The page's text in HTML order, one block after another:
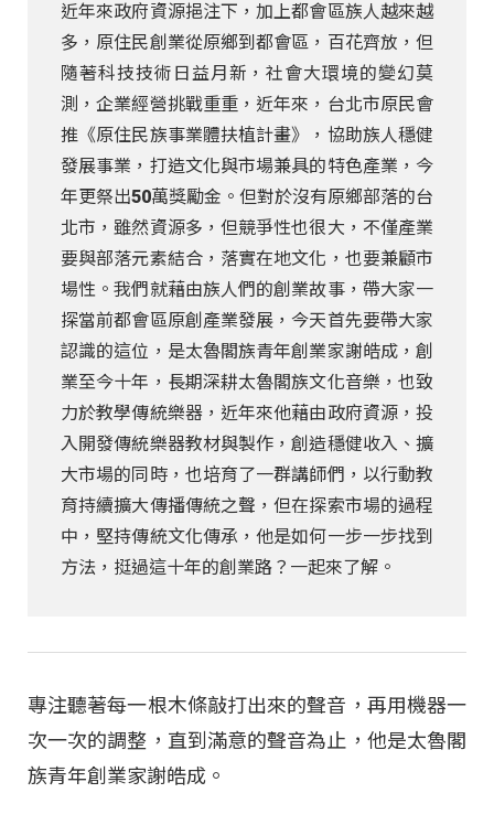
近年來政府資源挹注下，加上都會區族人越來越
多，原住民創業從原鄉到都會區，百花齊放，但
隨著科技技術日益月新，社會大環境的變幻莫
測，企業經營挑戰重重，近年來，台北市原民會
推《原住民族事業體扶植計畫》，協助族人穩健
發展事業，打造文化與市場兼具的特色產業，今
年更祭出50萬獎勵金。但對於沒有原鄉部落的台
北市，雖然資源多，但競爭性也很大，不僅產業
要與部落元素結合，落實在地文化，也要兼顧市
場性。我們就藉由族人們的創業故事，帶大家一
探當前都會區原創產業發展，今天首先要帶大家
認識的這位，是太魯閣族青年創業家謝皓成，創
業至今十年，長期深耕太魯閣族文化音樂，也致
力於教學傳統樂器，近年來他藉由政府資源，投
入開發傳統樂器教材與製作，創造穩健收入、擴
大市場的同時，也培育了一群講師們，以行動教
育持續擴大傳播傳統之聲，但在探索市場的過程
中，堅持傳統文化傳承，他是如何一步一步找到
方法，挺過這十年的創業路？一起來了解。
專注聽著每一根木條敲打出來的聲音，再用機器一
次一次的調整，直到滿意的聲音為止，他是太魯閣
族青年創業家謝皓成。